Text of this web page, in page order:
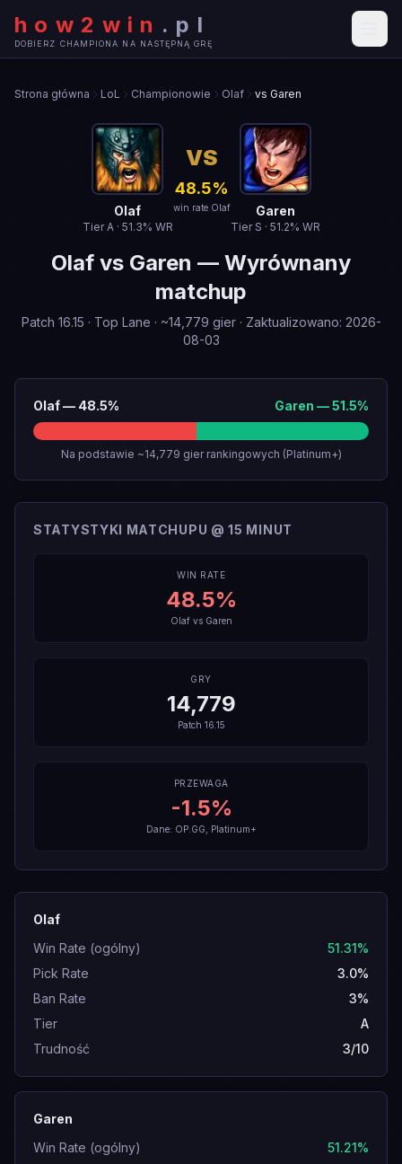
how2win . pl
DOBIERZ CHAMPIONA NA NASTĘPNĄ GRĘ
Strona główna LoL Championowie Olaf vs Garen
Olaf
TierA· 51.3% WR
VS
48.5%
win rate Olaf Garen
Tier S · 51.2% WR
Olaf vs Garen — Wyrównany
matchup
Patch 16.15 · Top Lane · ~14,779 gier· Zaktualizowano: 2026-
08-03
Olaf— 48.5% Garen —51.5%
Na podstawie ~14,779 gier rankingowych (Platinum+)
STATYSTYKI MATCHUPU @ 15 MINUT
WIN RATE
48.5%
Olafvs Garen
GRY
14,779
Patch 16.15
PRZEWAGA
-1.5%
Dane: OP.GG, Platinum+
Olaf
Win Rate (ogólny)
51.31%
Pick Rate
3.0%
Ban Rate
3%
Tier
A
Trudność
3/10
Garen
Win Rate (ogólny)
51.21%